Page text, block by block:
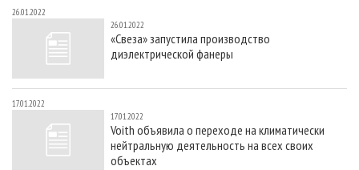
26.01.2022
26.01.2022
«Свеза» запустила производство
диэлектрической фанеры
17.01.2022
17.01.2022
Voith объявила о переходе на климатически
нейтральную деятельность на всех своих
объектах